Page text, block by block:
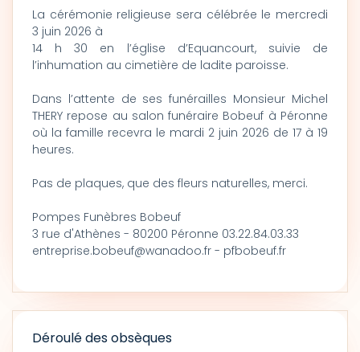
La cérémonie religieuse sera célébrée le mercredi
3 juin 2026 à
14 h 30 en l’église d’Equancourt, suivie de
l’inhumation au cimetière de ladite paroisse.
Dans l’attente de ses funérailles Monsieur Michel
THERY repose au salon funéraire Bobeuf à Péronne
où la famille recevra le mardi 2 juin 2026 de 17 à 19
heures.
Pas de plaques, que des fleurs naturelles, merci.
Pompes Funèbres Bobeuf
3 rue d'Athènes - 80200 Péronne 03.22.84.03.33
entreprise.bobeuf@wanadoo.fr - pfbobeuf.fr
Déroulé des obsèques